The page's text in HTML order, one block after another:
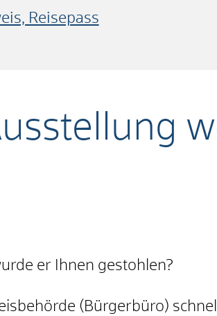
er Ihnen gestohlen?
(Bürgerbüro)
Reisepass